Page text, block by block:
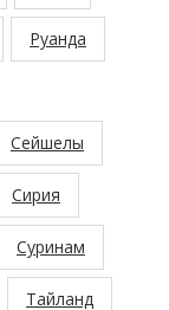
Руанда
Сейшелы
Сирия
Суринам
Тайланд